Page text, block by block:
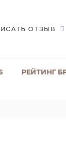
ОТЗЫВ
РЕЙТИНГ